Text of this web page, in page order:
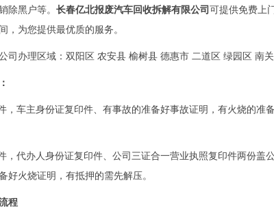
黑户等。 长春亿北报废汽车回收拆解有限公司可提供免费上
为您提供最优质的服务。
司办理区域：双阳区 农安县 榆树县 德惠市 二道区 绿园区 南
车主身份证复印件、有事故的准备好事故证明，有火烧的准
代办人身份证复印件、公司三证合一营业执照复印件两份盖
火烧证明，有抵押的需先解压。
程